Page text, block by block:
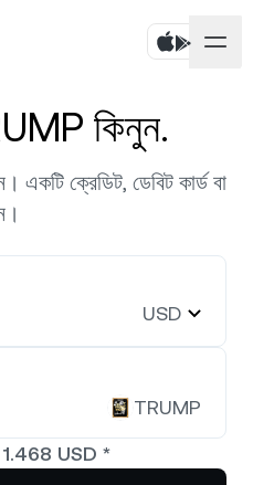
০.৬২%
কিনুন.
একটি ক্রেডিট, ডেবিট কার্ড বা
USD
TRUMP
1.468 USD *